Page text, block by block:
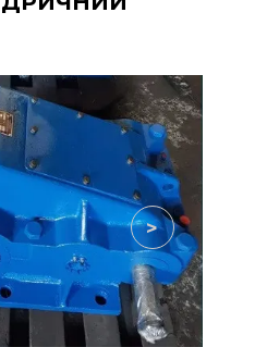
>